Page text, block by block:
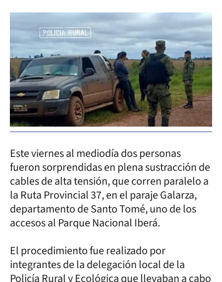
Este viernes al mediodía dos personas
fueron sorprendidas en plena sustracción de
cables de alta tensión, que corren paralelo a
la Ruta Provincial 37, en el paraje Galarza,
departamento de Santo Tomé, uno de los
accesos al Parque Nacional Iberá.
El procedimiento fue realizado por
integrantes de la delegación local de la
Policía Rural y Ecológica que llevaban a cabo